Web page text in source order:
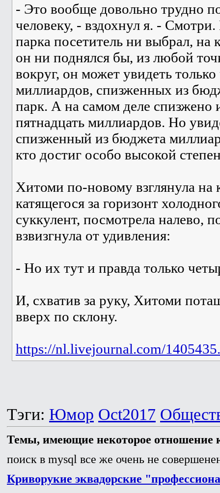
- Это вообще довольно трудно
человеку, - вздохнул я. -
парка посетитель ни выбрал,
он ни поднялся бы, из любой
вокруг, он может увидеть
миллиардов, спизженных из
парк. А на самом деле спизжено
пятнадцать миллиардов. Но
спизженный из бюджета
кто достиг особо высокой
Хитоми по-новому взглянула
катящегося за горизонт
суккулент, посмотрела налево,
взвизгнула от удивления:
- Но их тут и правда только
И, схватив за руку, Хитоми
вверх по склону.
https://nl.livejournal.com/
Тэги: Юмор Oct2017
Темы, имеющие некоторое отношение
поиск в mysql все же очень не
Криворукие эквадорские